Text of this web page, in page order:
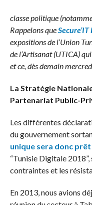
classe politique
Rappelons queSecure’IT
expositions de l’Union
de l’Artisanat (UTICA)
et ce, dès demain
La Stratégie
Partenariat Public-
Les différentes
du gouvernement
unique sera donc prêt
“Tunisie Digitale
contraintes et les
En 2013, nous avions